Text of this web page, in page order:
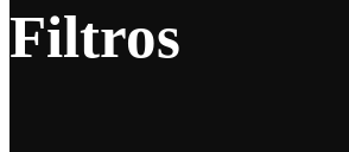
Filtros